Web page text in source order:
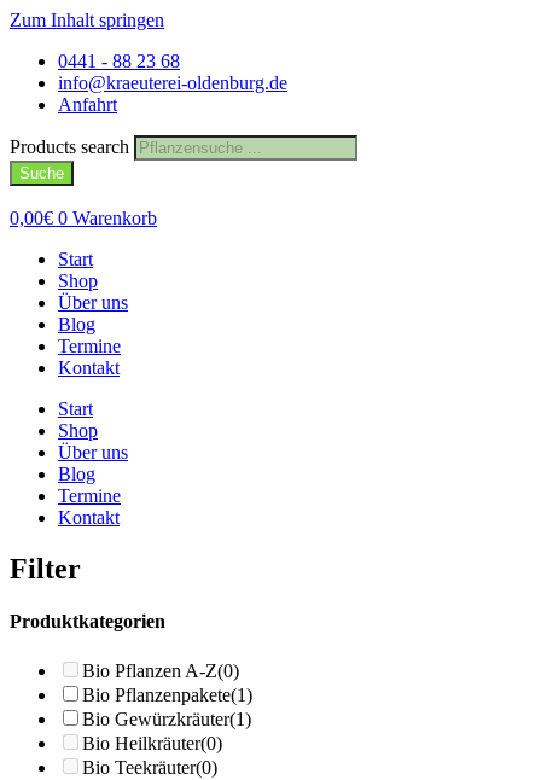
Zum Inhalt springen
0441 - 88 23 68
info@kraeuterei-oldenburg.de
Anfahrt
Products search
Suche
0,00€ 0 Warenkorb
Start
Shop
Über uns
Blog
Termine
Kontakt
Start
Shop
Über uns
Blog
Termine
Kontakt
Filter
Produktkategorien
Bio Pflanzen A-Z(0)
Bio Pflanzenpakete(1)
Bio Gewürzkräuter(1)
Bio Heilkräuter(0)
Bio Teekräuter(0)